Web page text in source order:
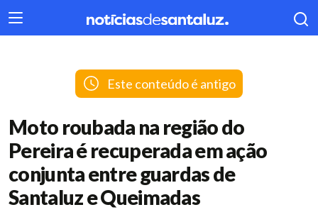
404
Este conteúdo é antigo
Moto roubada na região do
Pereira é recuperada em ação
conjunta entre guardas de
Santaluz e Queimadas